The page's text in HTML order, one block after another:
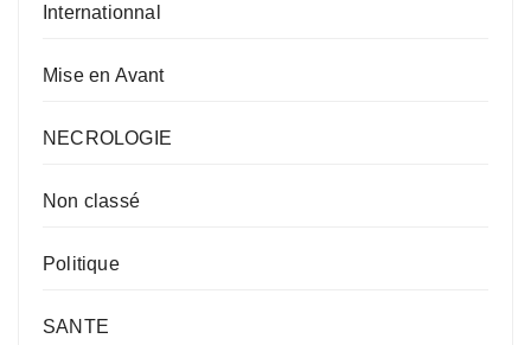
Internationnal
Mise en Avant
NECROLOGIE
Non classé
Politique
SANTE